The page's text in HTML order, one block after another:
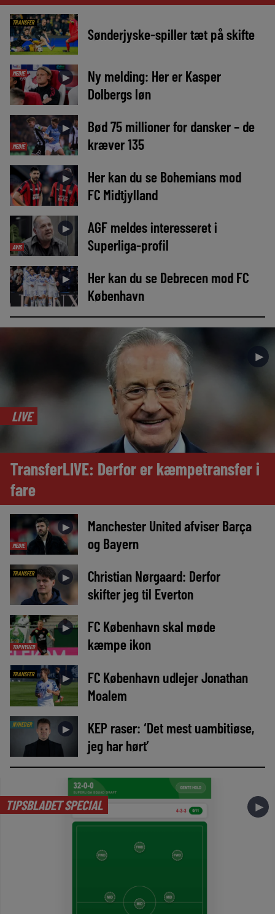
TRANSFER
Sønderjyske-spiller tæt på skifte
MEDIE ►
Ny melding: Her er Kasper
Dolbergs løn
MEDIE
►
Bød 75 millioner for dansker – de
kræver 135
►
Her kan du se Bohemians mod
FC Midtjylland
AVIS
►
AGF meldes interesseret i
Superliga-profil
►
Her kan du se Debrecen mod FC
København
►
LIVE
TransferLIVE: Derfor er kæmpetransfer i
fare
MEDIE
►
Manchester United afviser Barça
og Bayern
TRANSFER ►
Christian Nørgaard: Derfor
skifter jeg til Everton
TOPNYHED
►
FC København skal møde
kæmpe ikon
TRANSFER ►
FC København udlejer Jonathan
Moalem
NYHEDER ►
KEP raser: ‘Det mest uambitiøse,
jeg har hørt’
TIPSBLADET SPECIAL ►